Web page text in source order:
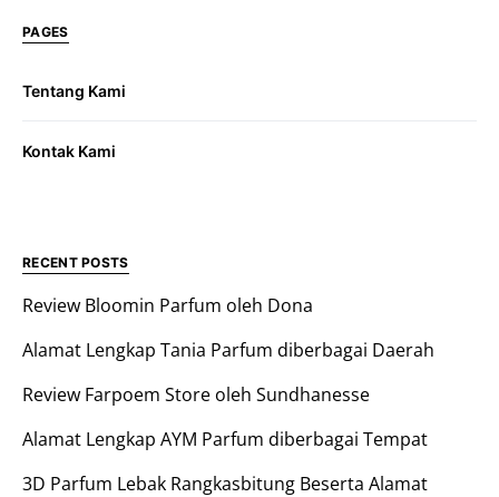
PAGES
Tentang Kami
Kontak Kami
RECENT POSTS
Review Bloomin Parfum oleh Dona
Alamat Lengkap Tania Parfum diberbagai Daerah
Review Farpoem Store oleh Sundhanesse
Alamat Lengkap AYM Parfum diberbagai Tempat
3D Parfum Lebak Rangkasbitung Beserta Alamat